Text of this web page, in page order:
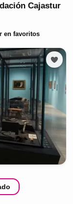
Cajastur
en favoritos